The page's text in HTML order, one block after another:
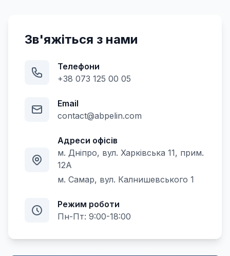
Зв'яжіться з нами
Телефони
+38 073 125 00 05
Email
contact@abpelin.com
Адреси офісів
м. Дніпро, вул. Харківська 11, прим.
12А
м. Самар, вул. Калнишевського 1
Режим роботи
Пн-Пт: 9:00-18:00